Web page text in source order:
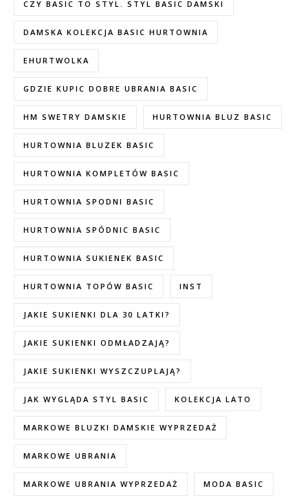
CZY BASIC TO STYL. STYL BASIC DAMSKI
DAMSKA KOLEKCJA BASIC HURTOWNIA
EHURTWOLKA
GDZIE KUPIC DOBRE UBRANIA BASIC
HM SWETRY DAMSKIE HURTOWNIA BLUZ BASIC
HURTOWNIA BLUZEK BASIC
HURTOWNIA KOMPLETÓW BASIC
HURTOWNIA SPODNI BASIC
HURTOWNIA SPÓDNIC BASIC
HURTOWNIA SUKIENEK BASIC
HURTOWNIA TOPÓW BASIC INST
JAKIE SUKIENKI DLA 30 LATKI?
JAKIE SUKIENKI ODMŁADZAJĄ?
JAKIE SUKIENKI WYSZCZUPLAJĄ?
JAK WYGLĄDA STYL BASIC KOLEKCJA LATO
MARKOWE BLUZKI DAMSKIE WYPRZEDAŻ
MARKOWE UBRANIA
MARKOWE UBRANIA WYPRZEDAŻ MODA BASIC